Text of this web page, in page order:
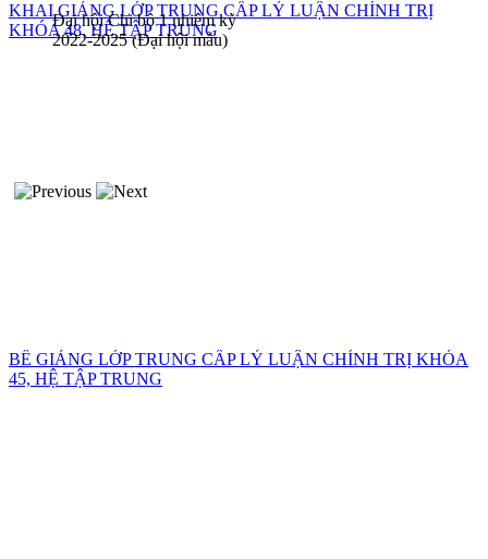
KHAI GIẢNG LỚP TRUNG CẤP LÝ LUẬN CHÍNH TRỊ
KHÓA 48, HỆ TẬP TRUNG
BẾ GIẢNG LỚP TRUNG CẤP LÝ LUẬN CHÍNH TRỊ KHÓA
45, HỆ TẬP TRUNG
Đại hội Chi bộ 1 nhiệm kỳ
2022-2025 (Đại hội mẫu)